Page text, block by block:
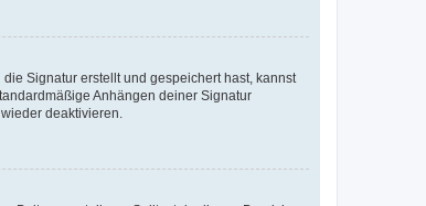
Signatur erstellt und gespeichert hast, kannst
Anhängen deiner Signatur
deaktivieren.